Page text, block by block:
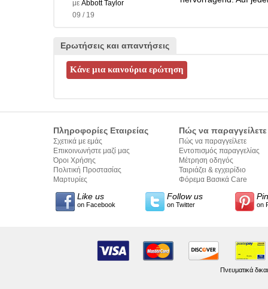
με Abbott Taylor
09 / 19
Ερωτήσεις και απαντήσεις
Πληροφορίες Εταιρείας
Σχετικά με εμάς
Επικοινωνήστε μαζί μας
Όροι Χρήσης
Πολιτική Προστασίας
Προσωπικών Δεδομένων
Μαρτυρίες
Πώς να παραγγείλετε
Πώς να παραγγείλετε
Εντοπισμός παραγγελίας
Μέτρηση οδηγός
Ταιριάζει & εγχειρίδιο
σύνταξης κειμένων
Φόρεμα Βασικά Care
Like us
on Facebook
Follow us
on Twitter on
Πνευματικά